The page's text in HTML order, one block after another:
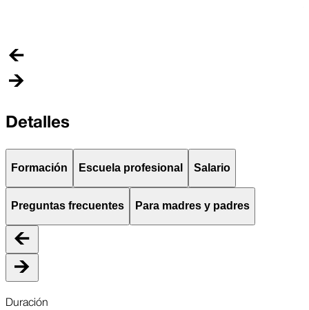
Detalles
Formación Escuela profesional Salario
Preguntas frecuentes Para madres y padres
Duración